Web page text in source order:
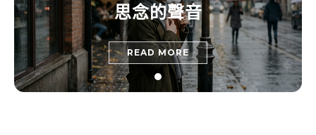
思念的聲音
READ MORE